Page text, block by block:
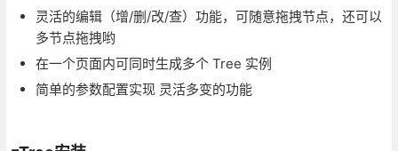
灵活的编辑（增/删/改/查）功能，可随意拖拽节点，还可以
多节点拖拽哟
在一个页面内可同时生成多个 Tree 实例
简单的参数配置实现 灵活多变的功能